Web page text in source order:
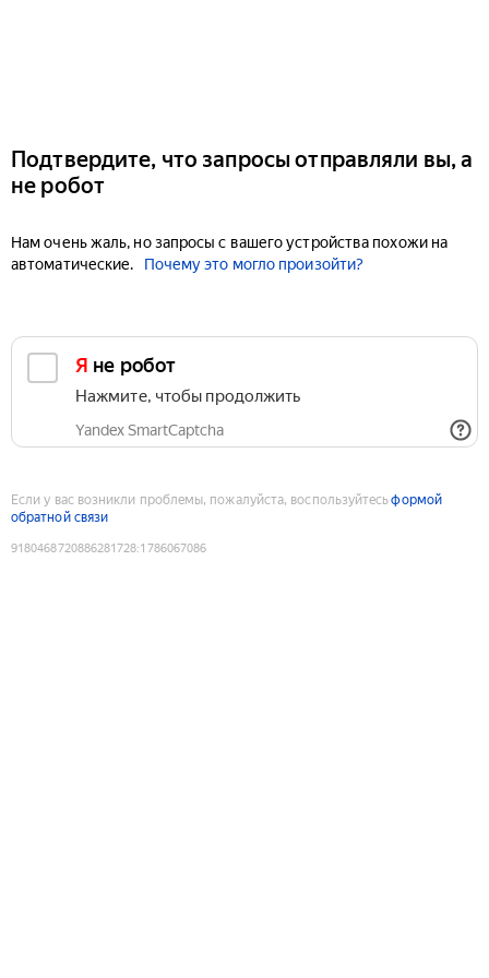
Подтвердите, что запросы отправляли вы, а
не робот
Нам очень жаль, но запросы с вашего устройства похожи на
автоматические.
Почему это могло произойти?
Я не робот
Нажмите, чтобы продолжить
Yandex SmartCaptcha
Если у вас возникли проблемы, пожалуйста, воспользуйтесьформой
обратной связи
9180468720886281728:1786067086